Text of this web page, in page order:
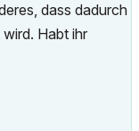
dass dadurch
Habt ihr